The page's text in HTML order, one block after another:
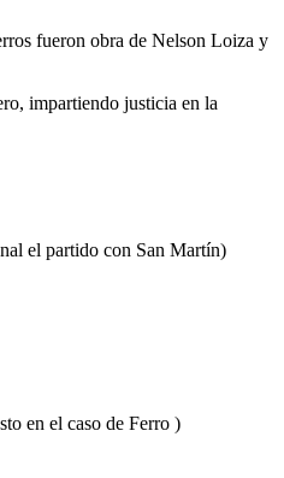
fueron obra de Nelson Loiza y
impartiendo justicia en la
el partido con San Martín)
en el caso de Ferro )